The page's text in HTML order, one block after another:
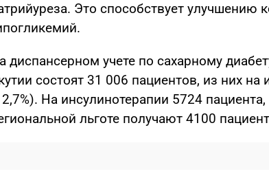
Это способствует улучшению
диспансерном учете по сахарному
состоят 31 006 пациентов, из них
На инсулинотерапии 5724
льготе получают 4100